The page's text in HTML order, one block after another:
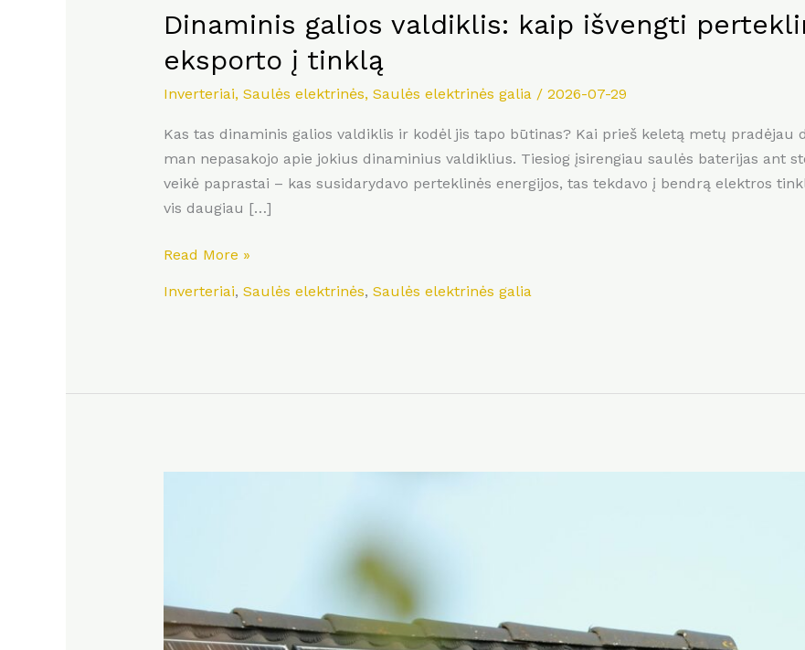
Dinaminis galios valdiklis: kaip išvengti
eksporto į tinklą
Inverteriai, Saulės elektrinės, Saulės elektrinės galia / 2026-07-29
Kas tas dinaminis galios valdiklis ir kodėl jis tapo būtinas? Kai prieš keletą metų pradėjau
man nepasakojo apie jokius dinaminius valdiklius. Tiesiog įsirengiau saulės baterijas ant
veikė paprastai – kas susidarydavo perteklinės energijos, tas tekdavo į bendrą elektros
vis daugiau […]
Read More »
Inverteriai, Saulės elektrinės, Saulės elektrinės galia
iki
inverterio